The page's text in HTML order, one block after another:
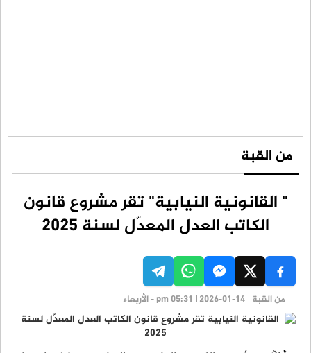
من القبة
" القانونية النيابية" تقر مشروع قانون
الكاتب العدل المعدّل لسنة 2025
من القبة pm 05:31 | 2026-01-14 - الأربعاء